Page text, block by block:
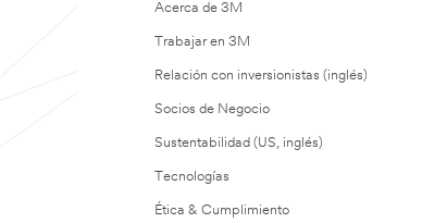
Acerca de 3M
Trabajar en 3M
Relación con inversionistas (inglés)
Socios de Negocio
Sustentabilidad (US, inglés)
Tecnologías
Ética & Cumplimiento